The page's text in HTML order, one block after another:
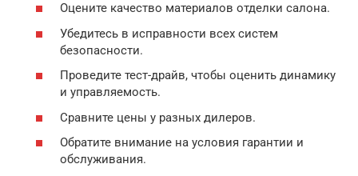
Оцените качество материалов отделки салона.
Убедитесь в исправности всех систем
безопасности.
Проведите тест-драйв, чтобы оценить динамику
и управляемость.
Сравните цены у разных дилеров.
Обратите внимание на условия гарантии и
обслуживания.